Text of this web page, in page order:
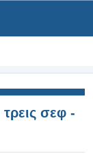
σεφ -